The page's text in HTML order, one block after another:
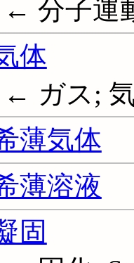
← 分子運
体
← ガス; 気
薄気体
薄溶液
固